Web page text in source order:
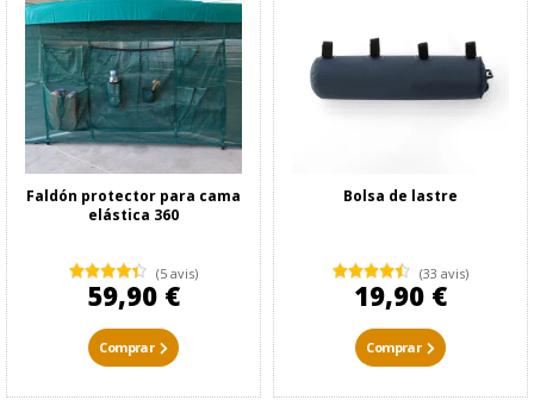
Faldón protector para cama
elástica 360
(5 avis)
59,90 €
Comprar
Bolsa de lastre
(33 avis)
19,90 €
Comprar